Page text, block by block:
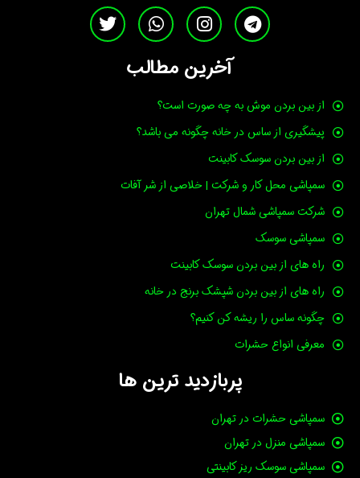
T
e
l
r
a
m
I
n
s
t
a
g
r
a
W
h
a
t
p
p
T
w
i
آخرین مطالب
از بین بردن موش به چه صورت است؟
پیشگیری از ساس در خانه چگونه می باشد؟
از بین بردن سوسک کابینت
سمپاشی محل کار و شرکت | خلاصی از شر آفات
شرکت سمپاشی شمال تهران
سمپاشی سوسک
راه های از بین بردن سوسک کابینت
راه های از بین بردن شپشک برنج در خانه
چگونه ساس را ریشه کن کنیم؟
معرفی انواع حشرات
پربازدید ترین ها
سمپاشی حشرات در تهران
سمپاشی منزل در تهران
سمپاشی سوسک ریز کابینتی